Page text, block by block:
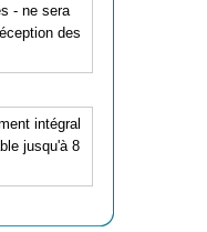
- ne sera
des
intégral
jusqu'à 8